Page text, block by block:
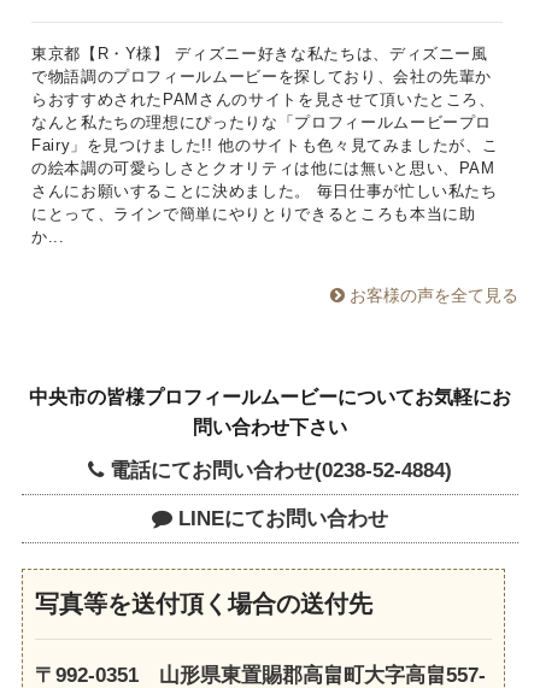
東京都【R・Y様】 ディズニー好きな私たちは、ディズニー風
で物語調のプロフィールムービーを探しており、会社の先輩か
らおすすめされたPAMさんのサイトを見させて頂いたところ、
なんと私たちの理想にぴったりな「プロフィールムービープロ
Fairy」を見つけました!! 他のサイトも色々見てみましたが、こ
の絵本調の可愛らしさとクオリティは他には無いと思い、PAM
さんにお願いすることに決めました。 毎日仕事が忙しい私たち
にとって、ラインで簡単にやりとりできるところも本当に助
か...
お客様の声を全て見る
中央市の皆様プロフィールムービーについてお気軽にお
問い合わせ下さい
電話にてお問い合わせ(0238-52-4884)
LINEにてお問い合わせ
写真等を送付頂く場合の送付先
〒992-0351 山形県東置賜郡高畠町大字高畠557-